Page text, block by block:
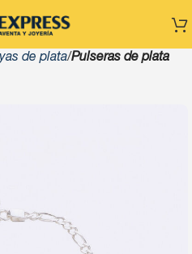
de plata Pulseras de plata